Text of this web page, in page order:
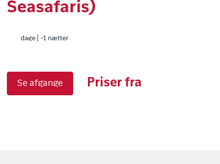
Seasafaris)
dage | -1 nætter
Se afgange Priser fra